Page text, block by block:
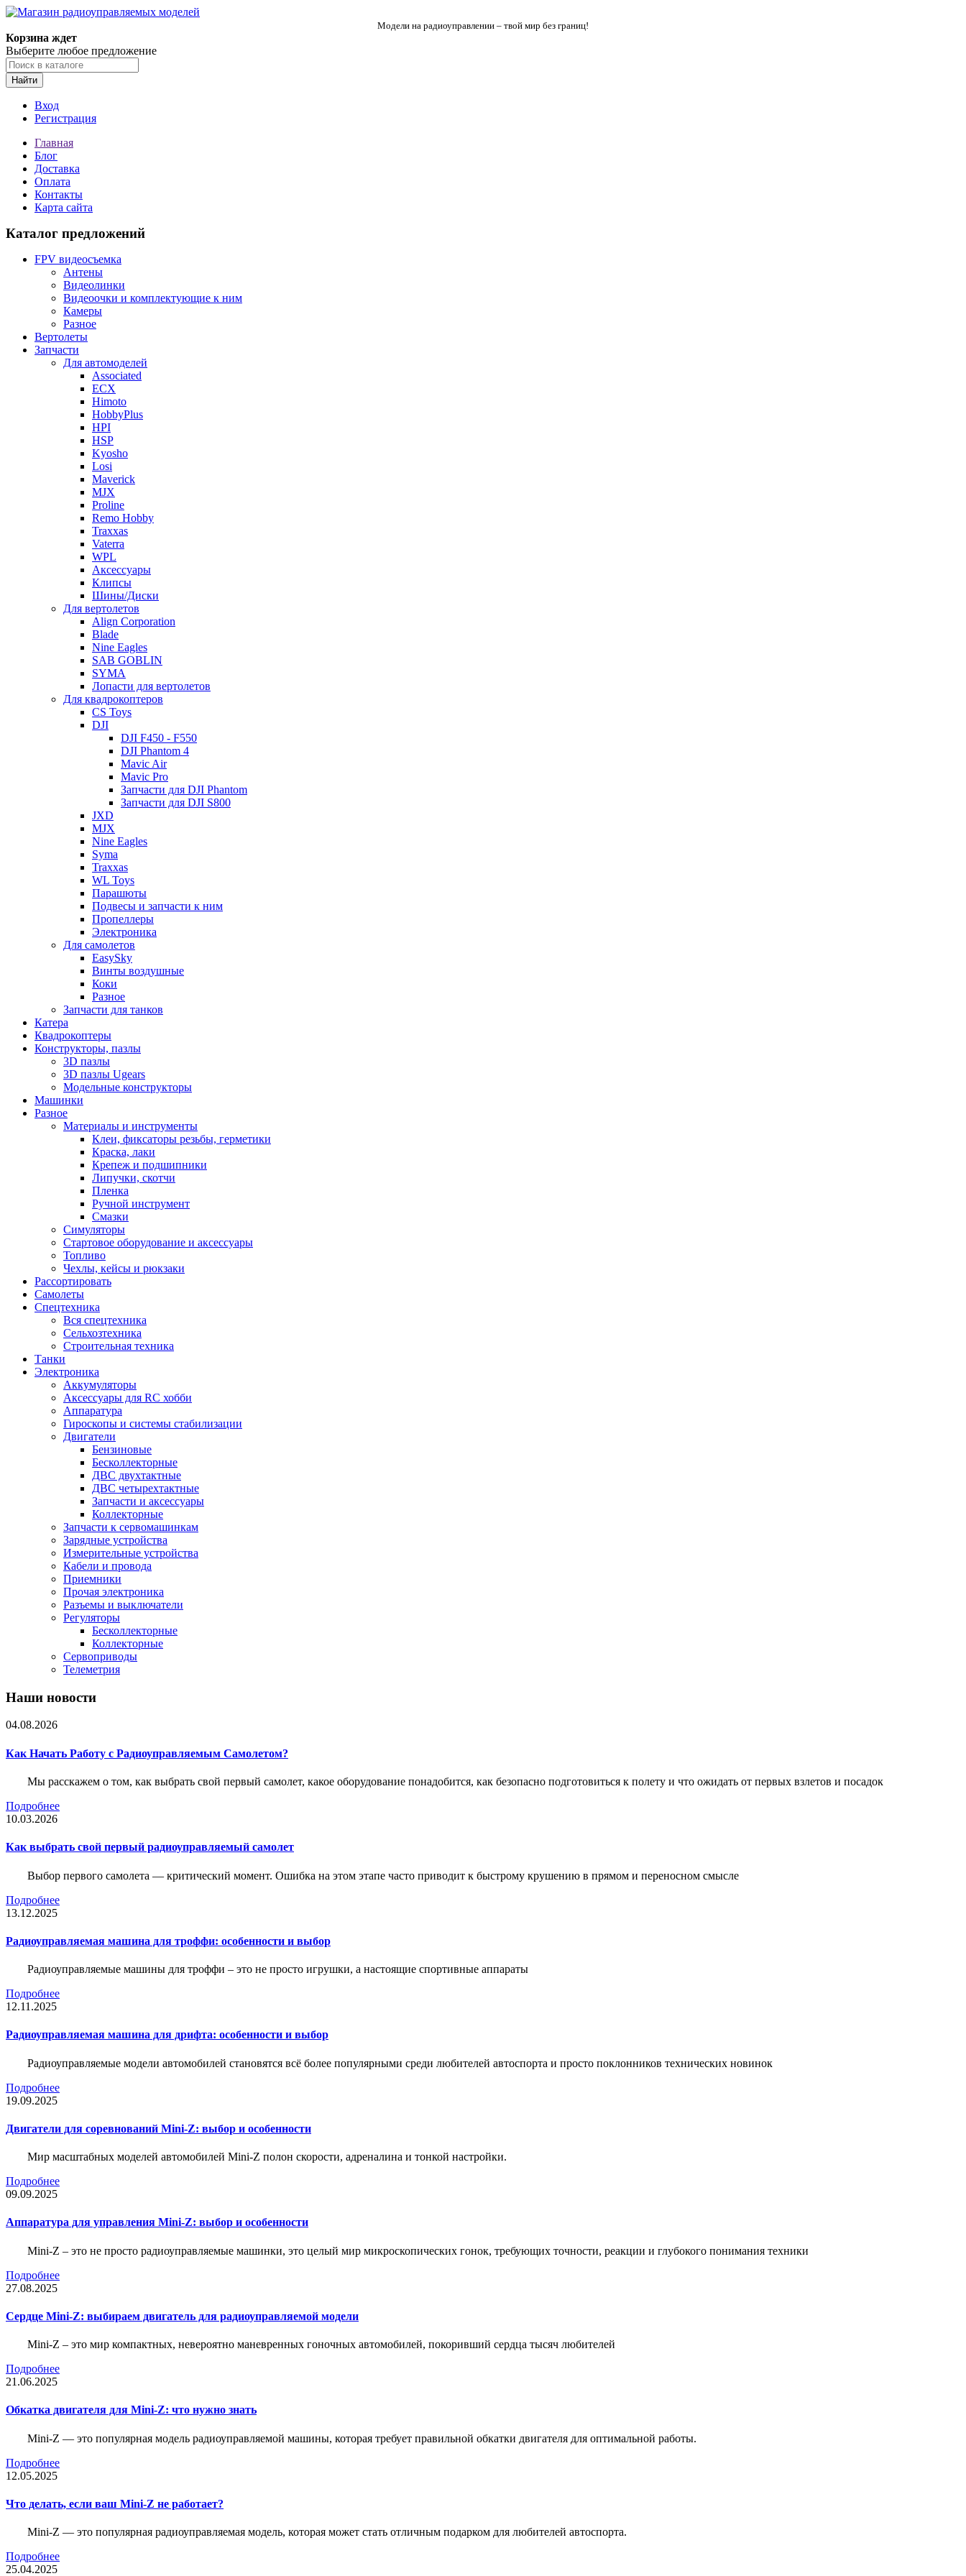
Модели на радиоуправлении – твой мир без границ!
Корзина ждет
Выберите любое предложение
Найти
Вход
Регистрация
Главная
Блог
Доставка
Оплата
Контакты
Карта сайта
Каталог предложений
FPV видеосъемка
Антены
Видеолинки
Видеоочки и комплектующие к ним
Камеры
Разное
Вертолеты
Запчасти
Для автомоделей
Associated
ECX
Himoto
HobbyPlus
HPI
HSP
Kyosho
Losi
Maverick
MJX
Proline
Remo Hobby
Traxxas
Vaterra
WPL
Аксессуары
Клипсы
Шины/Диски
Для вертолетов
Align Corporation
Blade
Nine Eagles
SAB GOBLIN
SYMA
Лопасти для вертолетов
Для квадрокоптеров
CS Toys
DJI
DJI F450 - F550
DJI Phantom 4
Mavic Air
Mavic Pro
Запчасти для DJI Phantom
Запчасти для DJI S800
JXD
MJX
Nine Eagles
Syma
Traxxas
WL Toys
Парашюты
Подвесы и запчасти к ним
Пропеллеры
Электроника
Для самолетов
EasySky
Винты воздушные
Коки
Разное
Запчасти для танков
Катера
Квадрокоптеры
Конструкторы, пазлы
3D пазлы
3D пазлы Ugears
Модельные конструкторы
Машинки
Разное
Материалы и инструменты
Клеи, фиксаторы резьбы, герметики
Краска, лаки
Крепеж и подшипники
Липучки, скотчи
Пленка
Ручной инструмент
Смазки
Симуляторы
Стартовое оборудование и аксессуары
Топливо
Чехлы, кейсы и рюкзаки
Рассортировать
Самолеты
Спецтехника
Вся спецтехника
Сельхозтехника
Строительная техника
Танки
Электроника
Аккумуляторы
Аксессуары для RC хобби
Аппаратура
Гироскопы и системы стабилизации
Двигатели
Бензиновые
Бесколлекторные
ДВС двухтактные
ДВС четырехтактные
Запчасти и аксессуары
Коллекторные
Запчасти к сервомашинкам
Зарядные устройства
Измерительные устройства
Кабели и провода
Приемники
Прочая электроника
Разъемы и выключатели
Регуляторы
Бесколлекторные
Коллекторные
Сервоприводы
Телеметрия
Наши новости
04.08.2026
Как Начать Работу с Радиоуправляемым Самолетом?
Мы расскажем о том, как выбрать свой первый самолет, какое оборудование понадобится, как безопасно подготовиться к полету и что ожидать от первых взлетов и посадок
Подробнее
10.03.2026
Как выбрать свой первый радиоуправляемый самолет
Выбор первого самолета — критический момент. Ошибка на этом этапе часто приводит к быстрому крушению в прямом и переносном смысле
Подробнее
13.12.2025
Радиоуправляемая машина для троффи: особенности и выбор
Радиоуправляемые машины для троффи – это не просто игрушки, а настоящие спортивные аппараты
Подробнее
12.11.2025
Радиоуправляемая машина для дрифта: особенности и выбор
Радиоуправляемые модели автомобилей становятся всё более популярными среди любителей автоспорта и просто поклонников технических новинок
Подробнее
19.09.2025
Двигатели для соревнований Mini-Z: выбор и особенности
Мир масштабных моделей автомобилей Mini-Z полон скорости, адреналина и тонкой настройки.
Подробнее
09.09.2025
Аппаратура для управления Mini-Z: выбор и особенности
Mini-Z – это не просто радиоуправляемые машинки, это целый мир микроскопических гонок, требующих точности, реакции и глубокого понимания техники
Подробнее
27.08.2025
Сердце Mini-Z: выбираем двигатель для радиоуправляемой модели
Mini-Z – это мир компактных, невероятно маневренных гоночных автомобилей, покоривший сердца тысяч любителей
Подробнее
21.06.2025
Обкатка двигателя для Mini-Z: что нужно знать
Mini-Z — это популярная модель радиоуправляемой машины, которая требует правильной обкатки двигателя для оптимальной работы.
Подробнее
12.05.2025
Что делать, если ваш Mini-Z не работает?
Mini-Z — это популярная радиоуправляемая модель, которая может стать отличным подарком для любителей автоспорта.
Подробнее
25.04.2025